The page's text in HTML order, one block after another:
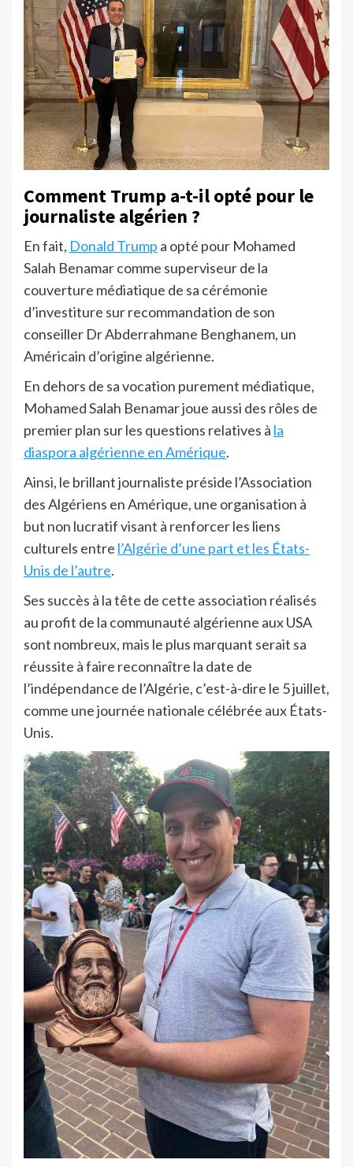
Comment Trump a-t-il opté pour le
journaliste algérien ?
En fait, Donald Trump a opté pour Mohamed
Salah Benamar comme superviseur de la
couverture médiatique de sa cérémonie
d’investiture sur recommandation de son
conseiller Dr Abderrahmane Benghanem, un
Américain d’origine algérienne.
En dehors de sa vocation purement médiatique,
Mohamed Salah Benamar joue aussi des rôles de
premier plan sur les questions relatives à la
diaspora algérienne en Amérique.
Ainsi, le brillant journaliste préside l’Association
des Algériens en Amérique, une organisation à
but non lucratif visant à renforcer les liens
culturels entre l’Algérie d’une part et les États-
Unis de l’autre.
Ses succès à la tête de cette association réalisés
au profit de la communauté algérienne aux USA
sont nombreux, mais le plus marquant serait sa
réussite à faire reconnaître la date de
l’indépendance de l’Algérie, c’est-à-dire le 5 juillet,
comme une journée nationale célébrée aux États-
Unis.